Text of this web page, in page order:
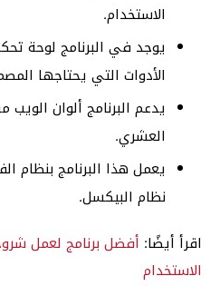
الاستخدام.
يوجد في البرنامج لوحة
الأدوات التي يحتاجها
يدعم البرنامج ألوان
العشري.
يعمل هذا البرنامج بنظام
نظام البيكسل.
اقرأ أيضًا: أفضل برنامج لعمل
الاستخدام